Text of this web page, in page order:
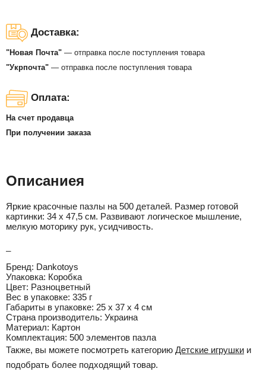
Доставка:
"Новая Почта" — отправка после поступления товара
"Укрпочта" — отправка после поступления товара
Оплата:
На счет продавца
При получении заказа
Описаниея
Яркие красочные пазлы на 500 деталей. Размер готовой
картинки: 34 х 47,5 см. Развивают логическое мышление,
мелкую моторику рук, усидчивость.
Бренд: Dankotoys
Упаковка: Коробка
Цвет: Разноцветный
Вес в упаковке: 335 г
Габариты в упаковке: 25 x 37 x 4 см
Cтрана производитель: Украина
Материал: Картон
Комплектация: 500 элементов пазла
Также, вы можете посмотреть категорию Детские игрушки и
подобрать более подходящий товар.